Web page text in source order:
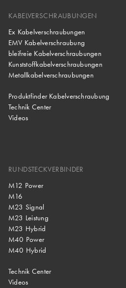
KABELVERSCHRAUBUNGEN
Ex Kabelverschraubungen
EMV Kabelverschraubung
bleifreie Kabelverschraubungen
Kunststoffkabelverschraubungen
Metallkabelverschraubungen
Produktfinder Kabelverschraubung
Technik Center
Videos
RUNDSTECKVERBINDER
M12 Power
M16
M23 Signal
M23 Leistung
M23 Hybrid
M40 Power
M40 Hybrid
Technik Center
Videos